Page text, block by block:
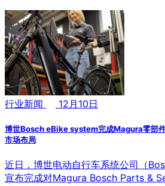
行业新闻 12月10日
博世Bosch eBike system完成Magura零部件
市场布局
近日，博世电动自行车系统公司（
宣布完成对Magura Bosch Parts &